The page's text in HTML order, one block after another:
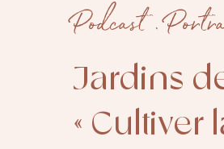
Podcast.
Jardins
« Cultiver